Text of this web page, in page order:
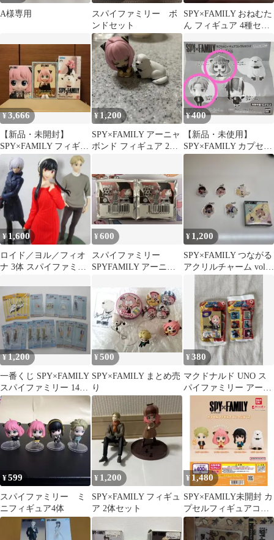
A様専用
スパイファミリー ボ
ンドセット
SPY×FAMILY おねむた
ん フィギュア 4種セッ
¥3,666
【新品・未開封】
SPY×FAMILY フィギュ
ア セット
¥ 1,200
SPY×FAMILY アーニャ
ボンド フィギュア 2点
¥400
【新品・未使用】
SPY×FAMILY カプセル
フィギュアコレクショ
¥ 1,600
ロイド／ヨル／フィオ
ナ 3体 スパイファミリ
¥600
スパイファミリー
SPYFAMILY アーニャ
¥ 1,200
SPY×FAMILY つながる
アクリルチャーム vol.2
5種セット
¥1,200
一番くじ SPY×FAMILY
スパイファミリー 14個
セット アクリルスタン
ド12個 ラバーストラッ
プ2個 きゅんキャラ バ
ンダイ おもちゃ 未開封
品
¥500
SPY×FAMILY まとめ売
り
¥380
マクドナルド UNO ス
パイファミリー アーニ
ャ ロイドフォージャー
¥599
スパイファミリー ミ
ニフィギュア4体
¥ 1,200
SPY×FAMILY フィギュ
ア 2体セット
¥ 1,480
SPY×FAMILY未開封 カ
プセルフィギュアコレ
クション2 コンプリー